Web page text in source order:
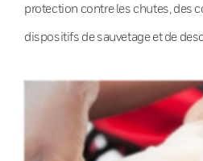
protection contre les chutes, des
dispositifs de sauvetage et de